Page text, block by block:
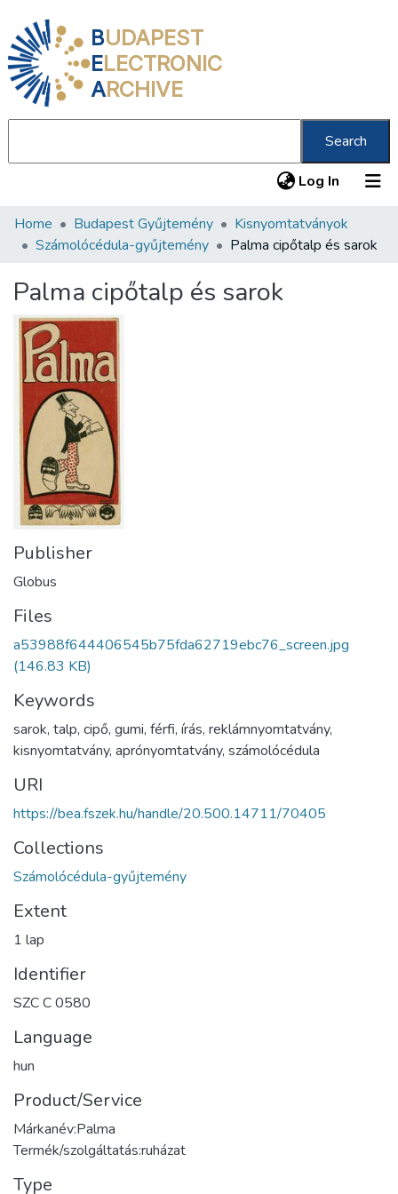
BUDAPEST
ELECTRONIC
ARCHIVE
Search
Log In (current)
Communities & Collections
Statistics
About us
Home Budapest Gyűjtemény
Kisnyomtatványok
Számolócédula-gyűjtemény
Palma cipőtalp és sarok
Palma cipőtalp és sarok
Publisher
Globus
Files
a53988f644406545b75fda62719ebc76_screen.jpg
(146.83 KB)
Keywords
sarok, talp, cipő, gumi, férfi, írás, reklámnyomtatvány,
kisnyomtatvány, aprónyomtatvány, számolócédula
URI
https://bea.fszek.hu/handle/20.500.14711/70405
Collections
Számolócédula-gyűjtemény
Extent
1 lap
Identifier
SZC C 0580
Language
hun
Product/Service
Márkanév:Palma
Termék/szolgáltatás:ruházat
Type